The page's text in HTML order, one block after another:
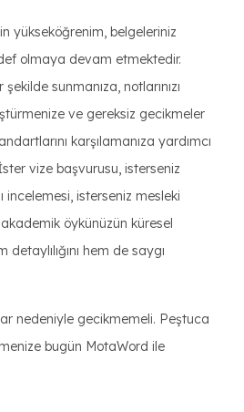
yükseköğrenim, belgeleriniz
olmaya devam etmektedir.
sunmanıza, notlarınızı
ve gereksiz gecikmeler
karşılamanıza yardımcı
vize başvurusu, isterseniz
incelemesi, isterseniz mesleki
akademik öykünüzün küresel
hem de saygı
nedeniyle gecikmemeli. Peştuca
bugün MotaWord ile